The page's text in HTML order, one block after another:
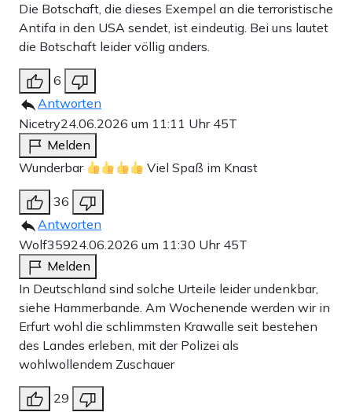
Die Botschaft, die dieses Exempel an die terroristische
Antifa in den USA sendet, ist eindeutig. Bei uns lautet
die Botschaft leider völlig anders.
6
Antworten
Nicetry24.06.2026 um 11:11 Uhr 45T
Melden
Wunderbar
Viel Spaß im Knast
36
Antworten
Wolf35924.06.2026 um 11:30 Uhr 45T
Melden
In Deutschland sind solche Urteile leider undenkbar,
siehe Hammerbande. Am Wochenende werden wir in
Erfurt wohl die schlimmsten Krawalle seit bestehen
des Landes erleben, mit der Polizei als
wohlwollendem Zuschauer
29